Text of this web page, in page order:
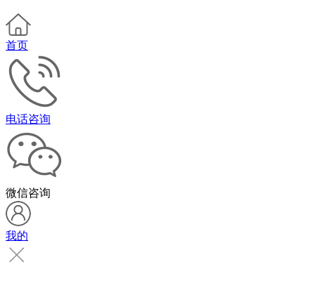
首页
电话咨询
微信咨询
我的